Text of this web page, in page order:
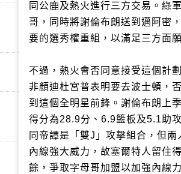
同公鹿及熱火進行三方交易。綠
哥，同時將謝倫布朗送到邁阿密
要的選秀權重組，以滿足三方面願
不過，熱火會否同意接受這個計
非顏迪杜宮普表明要去波士頓，
到這個全明星前鋒。謝倫布朗上
得分為28.9分、6.9籃板及5.1助
同帝譚是「雙J」攻擊組合，但兩
內線強大威力，故塞爾特人留住
餘，爭取字母哥加盟以加強內線